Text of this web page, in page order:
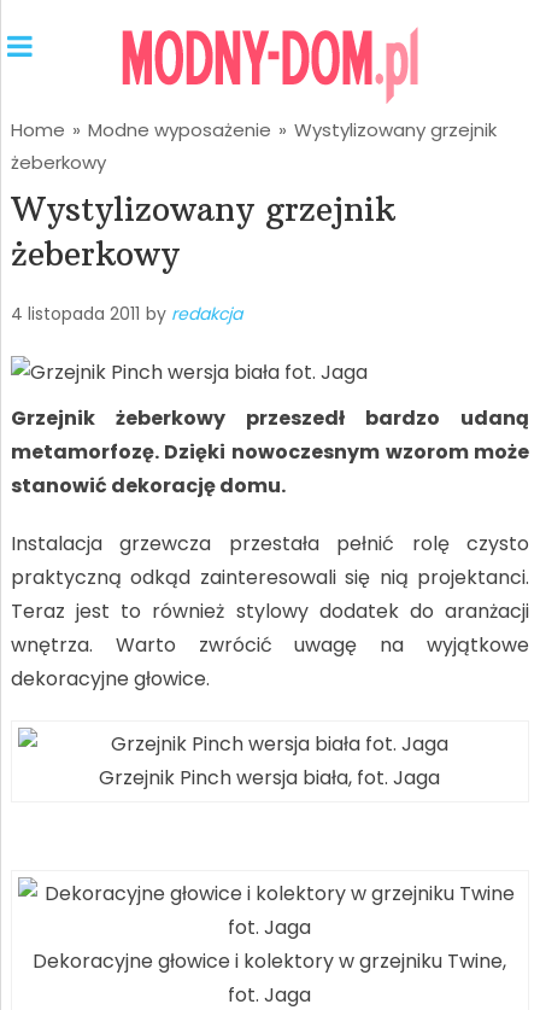
Home » Modne wyposażenie » Wystylizowany grzejnik
żeberkowy
Wystylizowany grzejnik
żeberkowy
4 listopada 2011 by redakcja
Grzejnik żeberkowy przeszedł bardzo udaną
metamorfozę. Dzięki nowoczesnym wzorom może
stanowić dekorację domu.
Instalacja grzewcza przestała pełnić rolę czysto
praktyczną odkąd zainteresowali się nią projektanci.
Teraz jest to również stylowy dodatek do aranżacji
wnętrza. Warto zwrócić uwagę na wyjątkowe
dekoracyjne głowice.
Grzejnik Pinch wersja biała, fot. Jaga
Dekoracyjne głowice i kolektory w grzejniku Twine,
fot. Jaga